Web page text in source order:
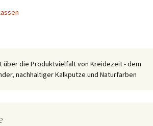
über die Produktvielfalt von Kreidezeit - dem
nachhaltiger Kalkputze und Naturfarben